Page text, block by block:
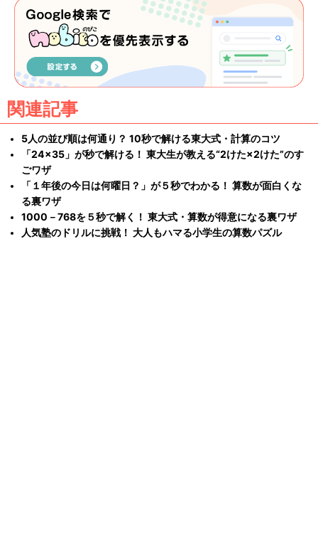
関連記事
5人の並び順は何通り？ 10秒で解ける東大式・計算のコツ
「24×35」が秒で解ける！ 東大生が教える“2けた×2けた”のす
ごワザ
「１年後の今日は何曜日？」が５秒でわかる！ 算数が面白くな
る裏ワザ
1000－768を５秒で解く！ 東大式・算数が得意になる裏ワザ
人気塾のドリルに挑戦！ 大人もハマる小学生の算数パズル